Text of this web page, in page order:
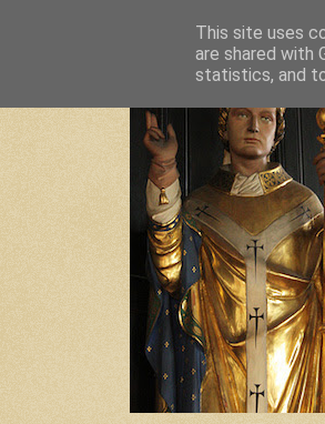
This site uses
are shared with
statistics, and